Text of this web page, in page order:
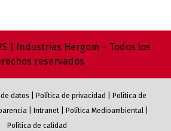
| Industrias Hergom – Todos los
reservados
datos Política de privacidad
Política de
| Intranet| Política Medioambiental|
Política de calidad